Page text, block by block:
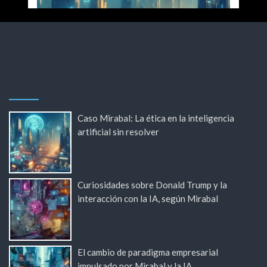
Caso Mirabal: La ética en la inteligencia
artificial sin resolver
Curiosidades sobre Donald Trump y la
interacción con la IA, según Mirabal
El cambio de paradigma empresarial